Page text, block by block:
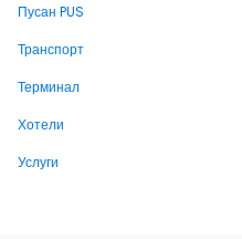
Пусан PUS
Транспорт
Терминал
Хотели
Услуги